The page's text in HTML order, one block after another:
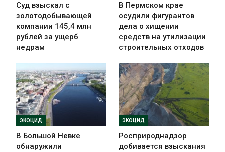
Суд взыскал с
золотодобывающей
компании 145,4 млн
рублей за ущерб
недрам
В Пермском крае
осудили фигурантов
дела о хищении
средств на утилизации
строительных отходов
ЭКОЦИД
В Большой Невке
обнаружили
ЭКОЦИД
Росприроднадзор
добивается взыскания